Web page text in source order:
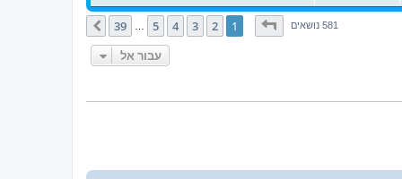
581 נושאיםדף1מתוך39
1
2
3
4
5
39
הבא
עבור אל